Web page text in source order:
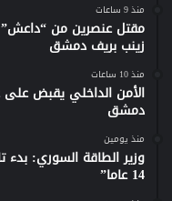
منذ 9 ساعات
مقتل عنصرين من “داعش”
زينب بريف دمشق
منذ 10 ساعات
الأمن الداخلي يقبض
دمشق
منذ يومين
وزير الطاقة السوري:
14 عاما”